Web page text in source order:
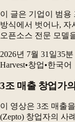
이 글은 기업이 범용
방식에서 벗어나, 자
오픈소스 전문 모델
파라미터 오픈소스
2026년 7월 31일35분
Harvest•창업•한국어
3조 매출 창업가
이 영상은 3조 매출
(Zepto) 창업자의 사